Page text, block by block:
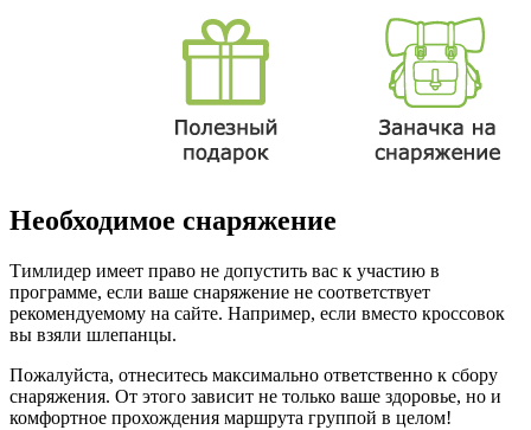
Необходимое снаряжение
Тимлидер имеет право не допустить вас к участию в
программе, если ваше снаряжение не соответствует
рекомендуемому на сайте. Например, если вместо кроссовок
вы взяли шлепанцы.
Пожалуйста, отнеситесь максимально ответственно к сбору
снаряжения. От этого зависит не только ваше здоровье, но и
комфортное прохождения маршрута группой в целом!